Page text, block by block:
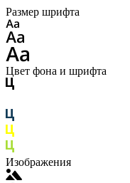
Размер шрифта
Цвет фона и шрифта
Изображения